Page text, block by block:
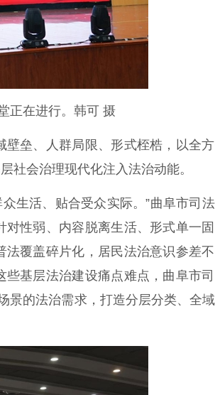
正在进行。韩可 摄
垒、人群局限、形式桎梏，以全方
社会治理现代化注入法治动能。
生活、贴合受众实际。”曲阜市司
性弱、内容脱离生活、形式单一
覆盖碎片化，居民法治意识参差不
基层法治建设痛点难点，曲阜市
景的法治需求，打造分层分类、全